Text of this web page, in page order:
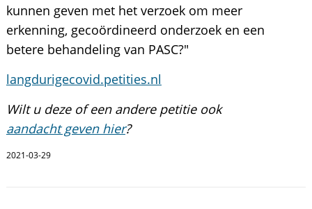
kunnen geven met het verzoek om meer
erkenning, gecoördineerd onderzoek en een
betere behandeling van PASC?"
langdurigecovid.petities.nl
Wilt u deze of een andere petitie ook
aandacht geven hier?
2021-03-29